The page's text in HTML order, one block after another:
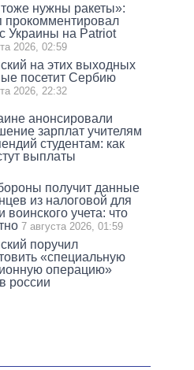
нужны ракеты»:
прокомментировал
Украины на Patriot
2026, 02:59
на этих выходных
посетит Сербию
2026, 22:32
анонсировали
зарплат учителям
студентам: как
выплаты
получит данные
из налоговой для
воинского учета: что
7 августа 2026, 01:59
поручил
«специальную
операцию»
россии